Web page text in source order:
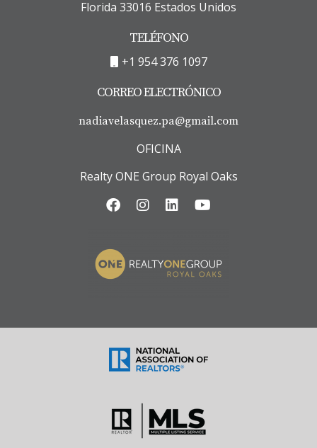
Florida 33016 Estados Unidos
TELÉFONO
+1 954 376 1097
CORREO ELECTRÓNICO
nadiavelasquez.pa@gmail.com
OFICINA
Realty ONE Group Royal Oaks